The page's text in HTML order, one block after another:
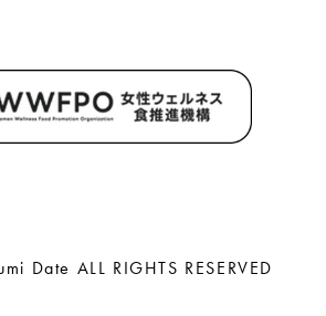
Date ALL RIGHTS RESERVED